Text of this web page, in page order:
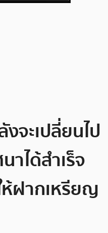
จะเปลี่ยนไป
าได้สำเร็จ
ฝากเหรียญ